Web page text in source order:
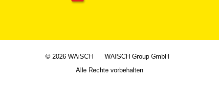
© 2026 WAiSCH
WAISCH Group GmbH
Alle Rechte vorbehalten